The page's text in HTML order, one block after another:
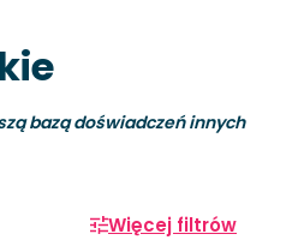
bazą doświadczeń innych
Więcej filtrów